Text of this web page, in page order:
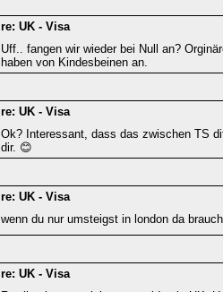
re: UK - Visa
Uff.. fangen wir wieder bei Null an?
haben von Kindesbeinen an.
re: UK - Visa
Ok? Interessant, dass das zwischen TS
dir. 😊
re: UK - Visa
wenn du nur umsteigst in london da
re: UK - Visa